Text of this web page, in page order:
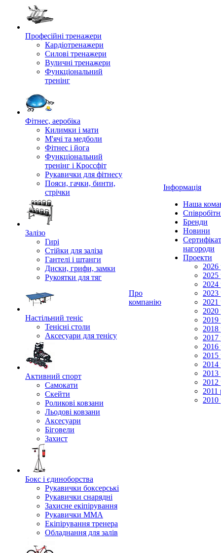
Професійні тренажери
Кардіотренажери
Силові тренажери
Вуличні тренажери
Функціональний
тренінг
Фітнес, аеробіка
Килимки і мати
М'ячі та медболи
Фітнес і йога
Функціональний
тренінг і Кроссфіт
Рукавички для фітнесу
Пояси, гачки, бинти,
стрічки
Залізо
Гирі
Стійки для заліза
Гантелі і штанги
Диски, грифи, замки
Рукоятки для тяг
Настільний теніс
Тенісні столи
Аксесуари для тенісу
Активний спорт
Самокати
Скейти
Роликові ковзани
Льодові ковзани
Аксесуари
Біговели
Захист
Бокс і єдиноборства
Рукавички боксерські
Рукавички снарядні
Захисне екіпірування
Рукавички ММА
Екіпірування тренера
Обладнання для залів
Про
компанію
Інформація
Наша
Бренди
Новини
нагороди
Проекти
2026
2025
2024
2023
2021
2020
2019
2018
2017
2016
2015
2014
2013
2012
2011
2010